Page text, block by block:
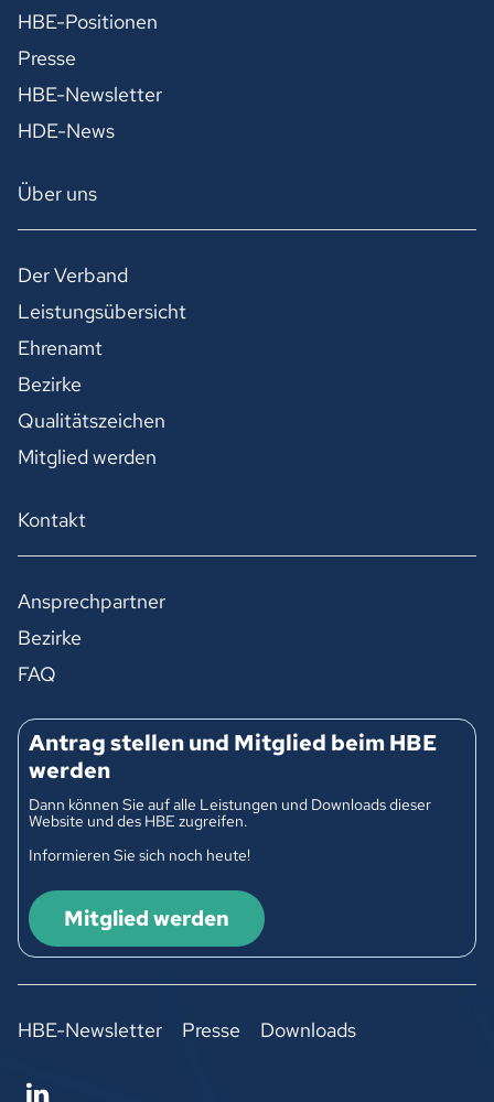
HBE-Positionen
Presse
HBE-Newsletter
HDE-News
Über uns
Der Verband
Leistungsübersicht
Ehrenamt
Bezirke
Qualitätszeichen
Mitglied werden
Kontakt
Ansprechpartner
Bezirke
FAQ
Antrag stellen und Mitglied beim HBE
werden
Dann können Sie auf alle Leistungen und Downloads dieser
Website und des HBE zugreifen.
Informieren Sie sich noch heute!
Mitglied werden
HBE-Newsletter Presse Downloads